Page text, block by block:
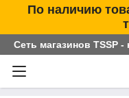
По наличию
Сеть магазинов TSSP